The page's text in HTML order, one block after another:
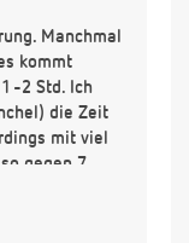
Manchmal
kommt
-2 Std. Ich
die Zeit
mit viel
gegen 7